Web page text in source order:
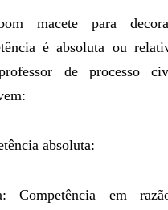
macete para
é absoluta ou
de processo
absoluta:
Competência em